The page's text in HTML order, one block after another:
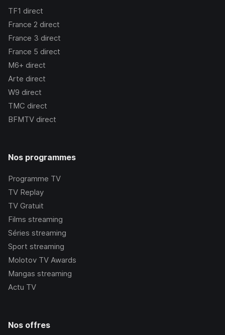
TF1 direct
France 2 direct
France 3 direct
France 5 direct
M6+ direct
Arte direct
W9 direct
TMC direct
BFMTV direct
Nos programmes
Programme TV
TV Replay
TV Gratuit
Films streaming
Séries streaming
Sport streaming
Molotov TV Awards
Mangas streaming
Actu TV
Nos offres